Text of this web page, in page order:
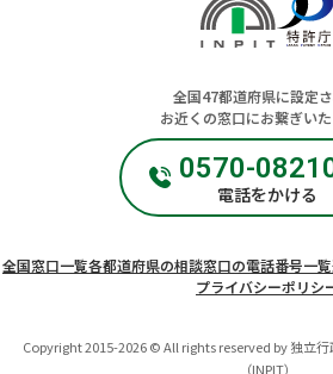
全国​47都道府県に設定
お近くの窓口にお繋ぎい
0570-
電話をかける
全国窓口一覧各都道府県の相談窓口の電話番号一覧
プライバシーポリシ
Copyright 2015-2026 © All rights reserved by 独立
（INPIT）